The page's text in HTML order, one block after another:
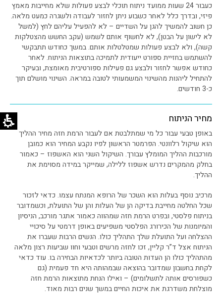
כעבור 24 שעות ממועד ניתוח תוכלי לבצע פעולות שלא מחייבות מאמץ
פיזי, ובדרך כלל לאחר כשבוע ניתן לחזור לעבודה ולשגרה כמעט מלאה.
כן חשוב להמשיך להגן על השדיים – לא להפעיל עליהם לחץ (למשל
לא לישון על הבטן), לא לחשוף אותם לשמש (עקב החשש מהצטלקות
קשה), ולא לבצע פעולות שמטלטלות אותם. במשך כחודש תתבקשי
להשתמש בחזיית ספורט ייעודית לתמיכה בתוצאות הניתוח. לאחר
כחודש אפשר לחזור ולבצע גם פעילות ספורטיבית מאומצת, ובעיקר
להתחיל ליהנות מהשינוי המשמעותי לטובה במראה. השינוי מושלם תוך
כ-3 חודשים.
מחיר הניתוח
באופן טבעי עבור כל מי שמתלבטת אם לעבור הרמת חזה מחיר ההליך
הוא שיקול רלוונטי. הפרמטר הראשון לפיו נקבע המחיר הוא כמובן
מורכבות ההליך המומלץ עבורך. השיקול השני הוא האשפוז – כאמור
בחלק מהמקרים נדרש אשפוז ללילה, שמייקר במידה מסוימת את
ההליך.
מרכיב נוסף בעלות הוא השכר של הרופא המנתח עצמו. כדאי לזכור
שכל החלטה מחייבת בדיקה הן של העלות והן של התועלת, וכשמדובר
בניתוח פלסטי, ובפרט הרמת חזה שמהווה כאמור אתגר מורכב, הניסיון
והמיומנות של הכירורג הפלסטי משפיעים באופן דרמטי על סיכויי
ההצלחה ועל התועלת שלך התהליך כולו. הנשים הרבות שעברו את
הניתוח אצל ד”ר קליין, זכו לחזה מרשים וטבעי וחוו שביעות רצון מלאה
מהתהליך כולו הן העדות הטובה ביותר לכדאיות הבחירה בו. עוד כדאי
לקחת בחשבון שמדובר בהוצאה שבמהותה היא חד פעמית (גם
כשפורסים אותה לתשלומים) – ואילו הנחת מתוצאות הרמת חזה
מוצלחת משדרגת את איכות החיים במשך שנים רבות מאוד.